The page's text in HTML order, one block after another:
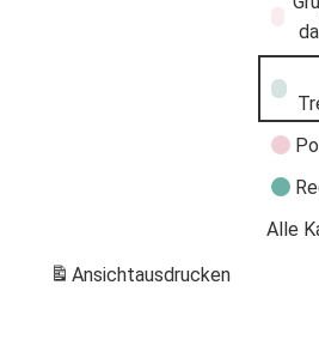
Alle
Ansichtausdrucken